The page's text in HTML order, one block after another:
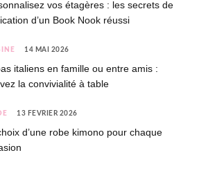
vos étagères : les secrets de
d’un Book Nook réussi
14 MAI 2026
italiens en famille ou entre amis :
la convivialité à table
13 FÉVRIER 2026
d’une robe kimono pour chaque